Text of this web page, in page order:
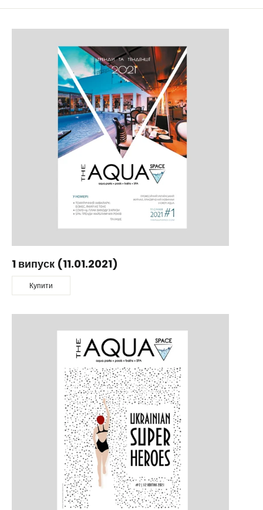
1 випуск (11.01.2021)
Купити